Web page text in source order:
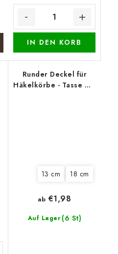
IN DEN KORB
Runder Deckel für
Häkelkörbe - Tasse mit
13 cm 18 cm
Auf Lager (6 St)
ab €1,98